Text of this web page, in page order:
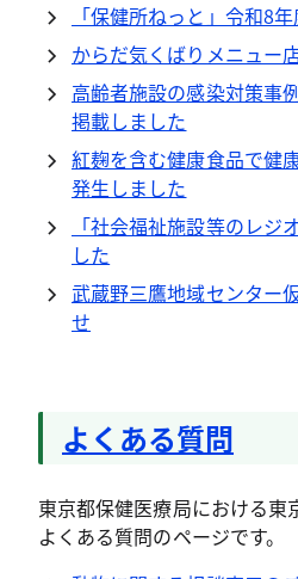
「保健所ねっと」令和8
からだ気くばりメニュー
高齢者施設の感染対策事
掲載しました
紅麹を含む健康食品で健
発生しました
「社会福祉施設等のレジ
した
武蔵野三鷹地域センター
せ
よくある質問
東京都保健医療局における東
よくある質問のページです。